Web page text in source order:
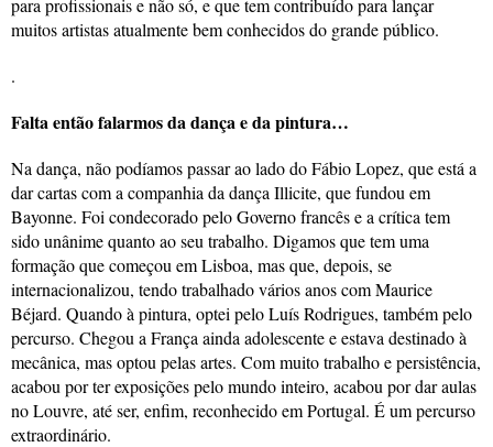
para profissionais e não só, e que tem contribuído para lançar
muitos artistas atualmente bem conhecidos do grande público.
.
Falta então falarmos da dança e da pintura…
Na dança, não podíamos passar ao lado do Fábio Lopez, que está a
dar cartas com a companhia da dança Illicite, que fundou em
Bayonne. Foi condecorado pelo Governo francês e a crítica tem
sido unânime quanto ao seu trabalho. Digamos que tem uma
formação que começou em Lisboa, mas que, depois, se
internacionalizou, tendo trabalhado vários anos com Maurice
Béjard. Quando à pintura, optei pelo Luís Rodrigues, também pelo
percurso. Chegou a França ainda adolescente e estava destinado à
mecânica, mas optou pelas artes. Com muito trabalho e persistência,
acabou por ter exposições pelo mundo inteiro, acabou por dar aulas
no Louvre, até ser, enfim, reconhecido em Portugal. É um percurso
extraordinário.